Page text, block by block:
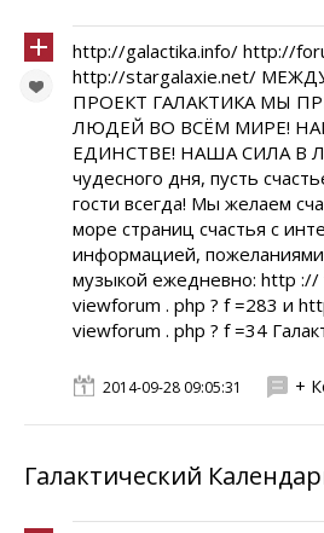
http://galactika.info/ http://
http://stargalaxie.net/
ПРОЕКТ ГАЛАКТИКА МЫ
ЛЮДЕЙ ВО ВСЁМ МИРЕ!
ЕДИНСТВЕ! НАША СИЛА В
чудесного дня, пусть
гости всегда! Мы желаем
море страниц счастья с
информацией,
музыкой ежедневно: http ://
viewforum . php ? f =283 и
viewforum . php ? f =34
2014-09-28 09:05:31 +
Галактический